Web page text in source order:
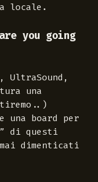
locale.
you going
UltraSound,
una
una board per
di questi
dimenticati